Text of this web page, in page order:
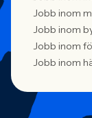
Jobb inom
Jobb inom
Jobb inom
Jobb inom